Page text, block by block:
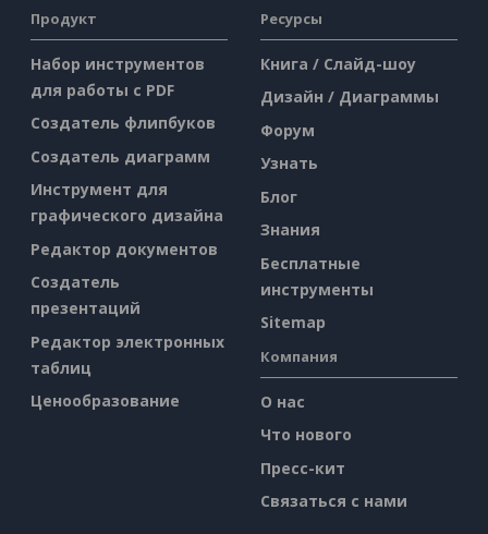
Продукт
Набор инструментов
для работы с PDF
Создатель флипбуков
Создатель диаграмм
Инструмент для
графического дизайна
Редактор документов
Создатель
презентаций
Редактор электронных
таблиц
Ценообразование
Ресурсы
Книга / Слайд-шоу
Дизайн / Диаграммы
Форум
Узнать
Блог
Знания
Бесплатные
инструменты
Sitemap
Компания
О нас
Что нового
Пресс-кит
Связаться с нами